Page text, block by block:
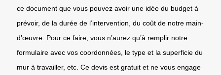
ce document que vous pouvez avoir une idée du budget à
prévoir, de la durée de l’intervention, du coût de notre main-
d’œuvre. Pour ce faire, vous n’aurez qu’à remplir notre
formulaire avec vos coordonnées, le type et la superficie du
mur à travailler, etc. Ce devis est gratuit et ne vous engage